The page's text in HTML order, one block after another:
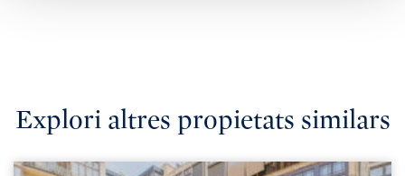
Explori altres propietats similars